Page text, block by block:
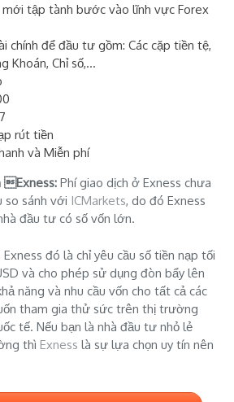
tập tành bước vào lĩnh vực Forex
chính để đầu tư gồm: Các cặp tiền tệ,
Khoán, Chỉ số,...
rút tiền
và Miễn phí
Exness: Phí giao dịch ở Exness chưa
so sánh với ICMarkets, do đó Exness
đầu tư có số vốn lớn.
đó là chỉ yêu cầu số tiền nạp tối
và cho phép sử dụng đòn bẩy lên
năng và nhu cầu vốn cho tất cả các
tham gia thử sức trên thị trường
tế. Nếu bạn là nhà đầu tư nhỏ lẻ
thìExness là sự lựa chọn uy tín nên